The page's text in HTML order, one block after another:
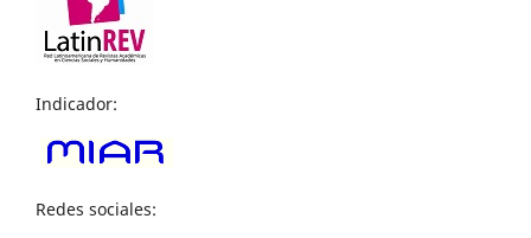
Indicador:
Redes sociales: